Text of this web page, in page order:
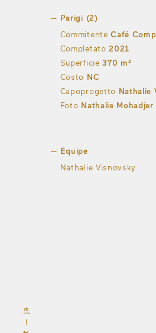
ja
Parigi (2)
CommitenteCafé
Completato2021
Superficie370 m²
Costo NC
Capoprogetto Nathalie
Foto Nathalie Mohadjer
Équipe
Nathalie Visnovsky